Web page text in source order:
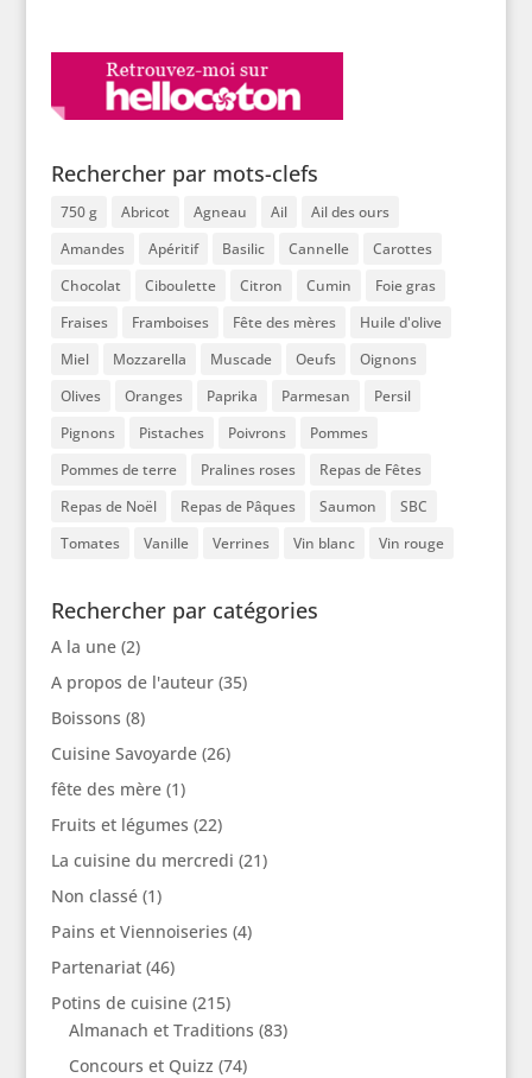
Rechercher par mots-clefs
750 g Abricot Agneau Ail
Ail des ours
Amandes
Apéritif Basilic Cannelle
Carottes
Chocolat
Ciboulette Citron Cumin
Foie gras
Fraises
Framboises Fête des mères
Huile d'olive
Miel
Mozzarella Muscade Oeufs
Oignons
Olives
Oranges Paprika Parmesan
Persil
Pignons
Pistaches Poivrons
Pommes
Pommes de terre
Pralines roses
Repas de Fêtes
Repas de Noël
Repas de Pâques Saumon
SBC
Tomates
Vanille Verrines Vin blanc Vin rouge
Rechercher par catégories
A la une(2)
A propos de l'auteur(35)
Boissons (8)
Cuisine Savoyarde(26)
fête des mère(1)
Fruits et légumes (22)
La cuisine du mercredi (21)
Non classé(1)
Pains et Viennoiseries (4)
Partenariat(46)
Potins de cuisine(215)
Almanach et Traditions (83)
Concours et Quizz (74)